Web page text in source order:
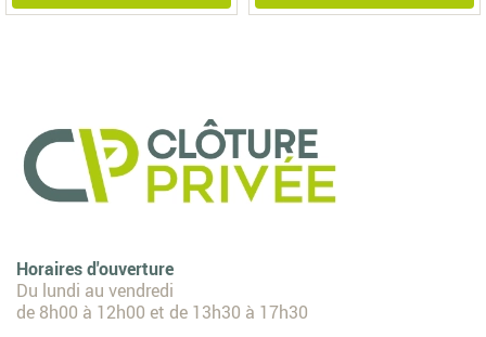
Horaires d'ouverture
Du lundi au vendredi
de 8h00 à 12h00 et de 13h30 à 17h30